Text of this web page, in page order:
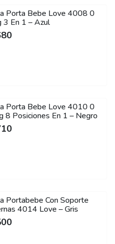
Porta Bebe Love 4008 0
3 En 1 – Azul
Porta Bebe Love 4010 0
8 Posiciones En 1 – Negro
Portabebe Con Soporte
4014 Love – Gris